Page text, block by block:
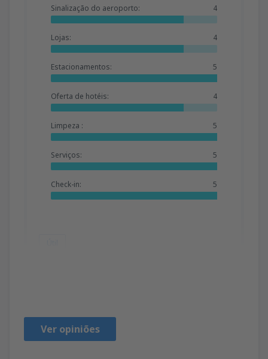
Sinalização do aeroporto: 4
Lojas: 4
Estacionamentos: 5
Oferta de hotéis: 4
Limpeza : 5
Serviços: 5
Check-in: 5
Ver opiniões